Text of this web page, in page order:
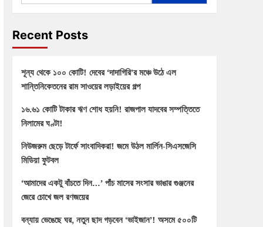
Recent Posts
শূন্য থেকে ১০০ কোটি! দেবের ‘দাদাগিরি’র মঞ্চে উঠে এল
শান্তিনিকেতনের রাম সাওয়ের লড়াইয়ের গল্প
১৬.৬১ কোটি টাকার ঋণ শোধ হয়নি! রাজপাল যাদবের সম্পত্তিতে
নিলামের ঘণ্টা!
নিউজরুম ছেড়ে টার্ফে সাংবাদিকরা! জমে উঠল মার্লিন-সিএসজেসি
মিডিয়া ফুটবল
‘আমাদের একটু বাঁচতে দিন…’ পাঁচ মাসের সংসার ভাঙার গুঞ্জনের
জেরে চোখে জল রণজয়ের
বন্যায় ভেঙেছে ঘর, নতুন ছাদ গড়বেন ‘ভাইজান’! অসমে ৫০০টি